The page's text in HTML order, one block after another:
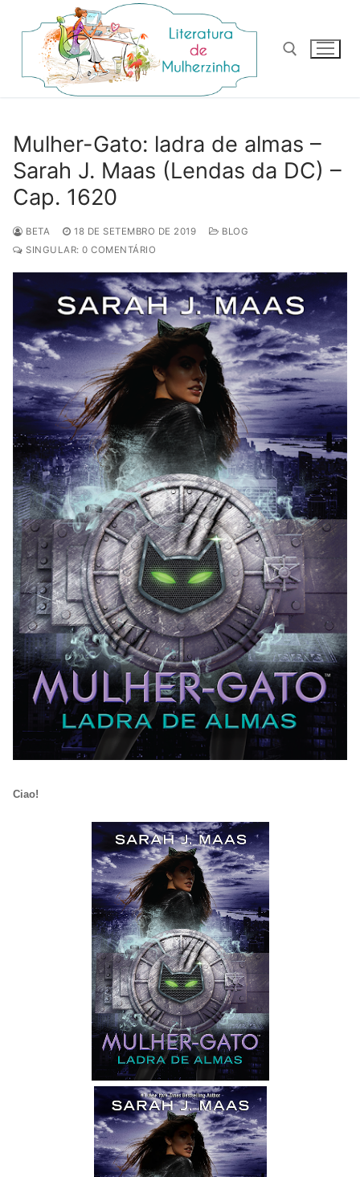
para
conteúdo
Mulher-Gato: ladra de almas –
Sarah J. Maas (Lendas da DC) –
Cap. 1620
BETA 18 DE SETEMBRO DE 2019
BLOG
SINGULAR: 0 COMENTÁRIO
Ciao!